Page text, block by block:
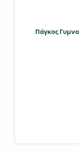
Πάγκος